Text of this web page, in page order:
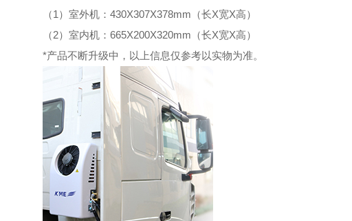
（1）室外机：430X307X378mm（长X宽X高）
（2）室内机：665X200X320mm（长X宽X高）
*产品不断升级中，以上信息仅参考以实物为准。